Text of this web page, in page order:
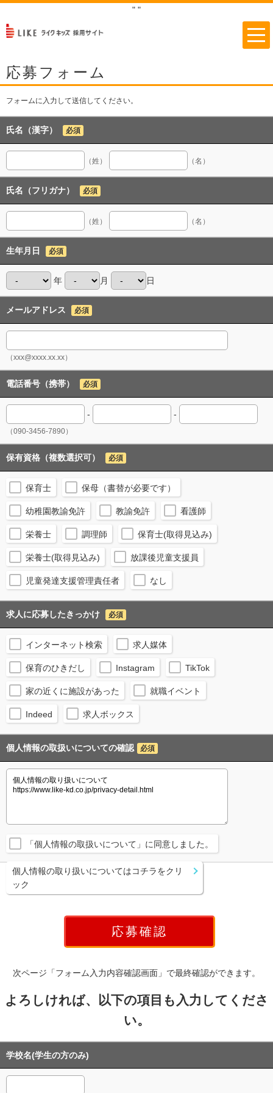
" "
応募フォーム
フォームに入力して送信してください。
氏名（漢字） 必須
（姓） （名）
氏名（フリガナ） 必須
（姓） （名）
生年月日 必須
年 月 日
メールアドレス 必須
（xxx@xxxx.xx.xx）
電話番号（携帯） 必須
- -
（090-3456-7890）
保有資格（複数選択可） 必須
保育士 保母（書替が必要です）
幼稚園教諭免許 教諭免許 看護師
栄養士 調理師 保育士(取得見込み)
栄養士(取得見込み) 放課後児童支援員
児童発達支援管理責任者 なし
求人に応募したきっかけ 必須
インターネット検索 求人媒体
保育のひきだし Instagram TikTok
家の近くに施設があった 就職イベント
Indeed 求人ボックス
個人情報の取扱いについての確認 必須
「個人情報の取扱いについて」に同意しました。
個人情報の取り扱いについてはコチラをクリ
ック
次ページ「フォーム入力内容確認画面」で最終確認ができます。
よろしければ、以下の項目も入力してくださ
い。
学校名(学生の方のみ)